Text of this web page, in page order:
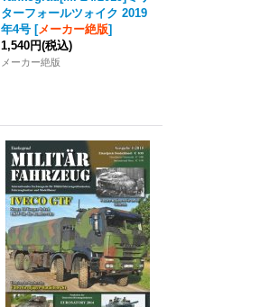
ターフォールツォイク 2019
年4号 [メーカー絶版]
1,540円(税込)
メーカー絶版